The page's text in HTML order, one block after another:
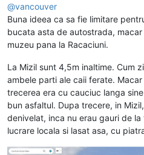
@vancouver
Buna ideea ca sa fie limitare
bucata asta de autostrada,
muzeu pana la Racaciuni.
La Mizil sunt 4,5m inaltime. Cum
ambele parti ale caii ferate.
trecerea era cu cauciuc langa
bun asfaltul. Dupa trecere, in
denivelat, inca nu erau gauri de
lucrare locala si lasat asa, cu